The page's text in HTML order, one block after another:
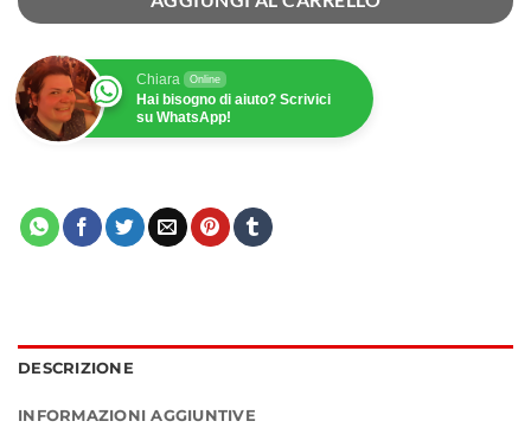
Chiara Online
Hai bisogno di aiuto? Scrivici
su WhatsApp!
DESCRIZIONE
INFORMAZIONI AGGIUNTIVE